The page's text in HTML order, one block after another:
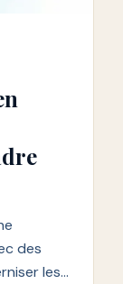
des
les